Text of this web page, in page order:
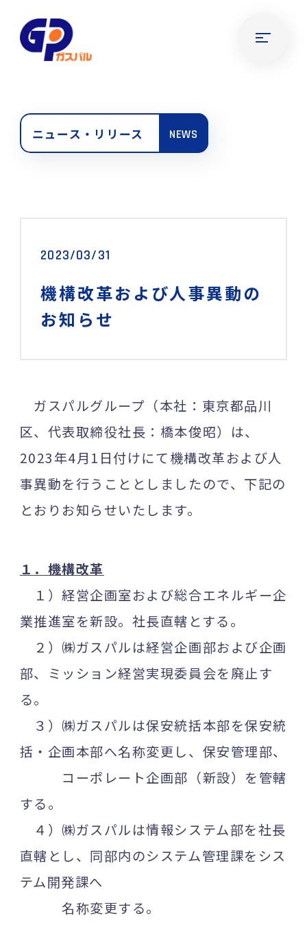
ニュース・リリース NEWS
2023/03/31
機構改革および人事異動の
お知らせ
ガスパルグループ（本社：東京都品川
区、代表取締役社長：橋本俊昭）は、
2023年4月1日付けにて機構改革および人
事異動を行うこととしましたので、下記の
とおりお知らせいたします。
１．機構改革
１）経営企画室および総合エネルギー企
業推進室を新設。社長直轄とする。
２）㈱ガスパルは経営企画部および企画
部、ミッション経営実現委員会を廃止す
る。
３）㈱ガスパルは保安統括本部を保安統
括・企画本部へ名称変更し、保安管理部、
コーポレート企画部（新設）を管轄
する。
４）㈱ガスパルは情報システム部を社長
直轄とし、同部内のシステム管理課をシス
テム開発課へ
名称変更する。